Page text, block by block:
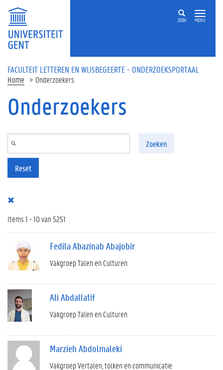
Overslaan en naar de inhoud gaan
ZOEK MENU
FACULTEIT LETTEREN EN WIJSBEGEERTE - ONDERZOEKSPORTAAL
Home Onderzoekers
Onderzoekers
Zoeken
Reset
Items 1 - 10 van 5251
Fedila Abazinab Abajobir
Vakgroep Talen en Culturen
Ali Abdallatif
Vakgroep Talen en Culturen
Marzieh Abdolmaleki
Vakgroep Vertalen, tolken en communicatie